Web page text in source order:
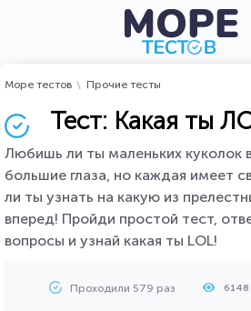
Море тестов Прочие тесты
Тест: Какая ты
Любишь ли ты маленьких куколок
большие глаза, но каждая имеет
ли ты узнать на какую из
вперед! Пройди простой тест,
вопросы и узнай какая ты LOL!
Проходили 579 раз 6148